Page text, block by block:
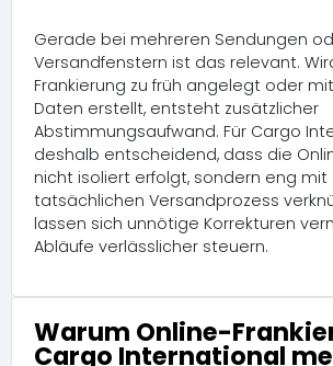
Gerade bei mehreren Sendungen
Versandfenstern ist das relevant.
Frankierung zu früh angelegt oder
Daten erstellt, entsteht zusätzlicher
Abstimmungsaufwand. Für Cargo
deshalb entscheidend, dass die
nicht isoliert erfolgt, sondern eng mit
tatsächlichen Versandprozess
lassen sich unnötige Korrekturen
Abläufe verlässlicher steuern.
Warum Online-
Cargo International